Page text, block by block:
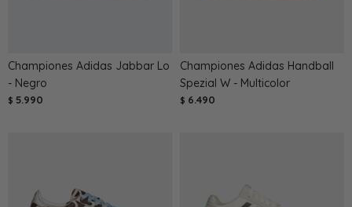
Championes Adidas Jabbar Lo
- Negro
$ 5.990
Championes Adidas Handball
Spezial W - Multicolor
$ 6.490